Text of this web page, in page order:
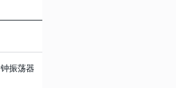
振荡器